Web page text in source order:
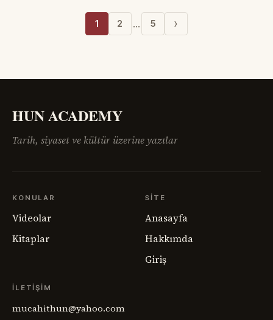
Ali Bedirxan, 24. sayıdan itibaren sadece Latin harflerini
1 2 … 5 ›
HUN ACADEMY
Tarih, siyaset ve kültür üzerine yazılar
KONULAR
Videolar
Kitaplar
SITE
Anasayfa
Hakkımda
Giriş
İLETIŞIM
mucahithun@yahoo.com